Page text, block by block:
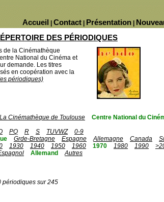
Présentation
Contact
Accueil
DES PÉRIODIQUES
de la Cinémathèque
National du Cinéma et
demande. Les titres
en coopération avec la
périodiques)
La Cinémathèque de Toulouse
Centre National du
PQ R S TUVWZ
0-9
Grde-Bretagne Espagne Allemagne Canada
1930 1940 1950 1960 1970 1980 1990
Allemand
Autres
périodiques sur 245